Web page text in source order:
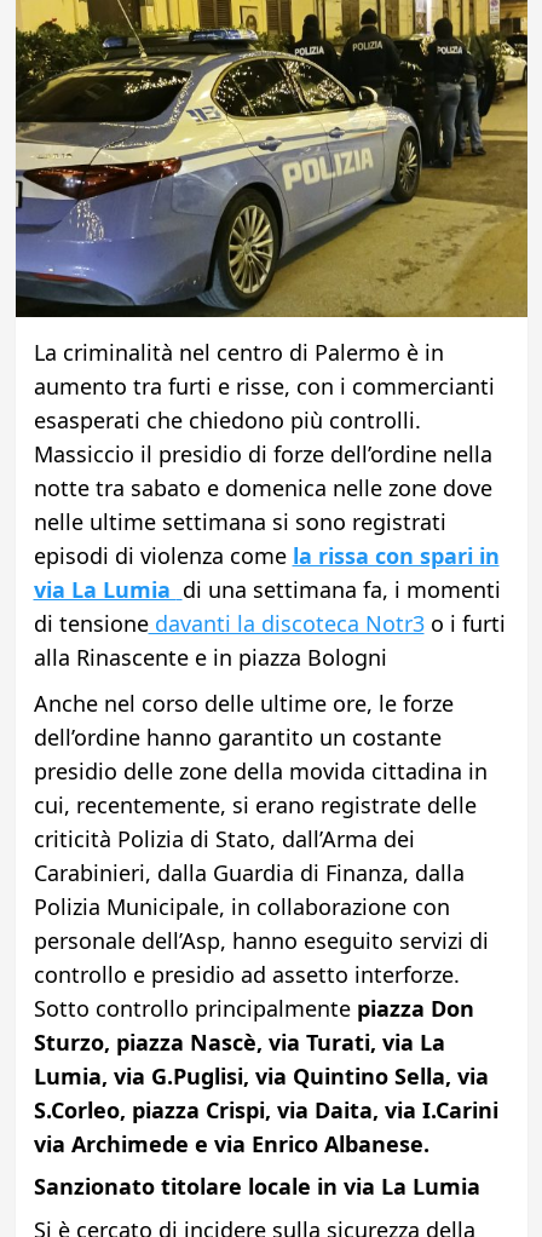
La criminalità nel centro di Palermo è in
aumento tra furti e risse, con i commercianti
esasperati che chiedono più controlli.
Massiccio il presidio di forze dell’ordine nella
notte tra sabato e domenica nelle zone dove
nelle ultime settimana si sono registrati
episodi di violenza come la rissa con spari in
via La Lumia di una settimana fa, i momenti
di tensionedavanti la discoteca Notr3o i furti
alla Rinascente e in piazza Bologni
Anche nel corso delle ultime ore, le forze
dell’ordine hanno garantito un costante
presidio delle zone della movida cittadina in
cui, recentemente, si erano registrate delle
criticità Polizia di Stato, dall’Arma dei
Carabinieri, dalla Guardia di Finanza, dalla
Polizia Municipale, in collaborazione con
personale dell’Asp, hanno eseguito servizi di
controllo e presidio ad assetto interforze.
Sotto controllo principalmente piazza Don
Sturzo, piazza Nascè, via Turati, via La
Lumia, via G.Puglisi, via Quintino Sella, via
S.Corleo, piazza Crispi, via Daita, via I.Carini
via Archimede e via Enrico Albanese.
Sanzionato titolare locale in via La Lumia
Si è cercato di incidere sulla sicurezza della